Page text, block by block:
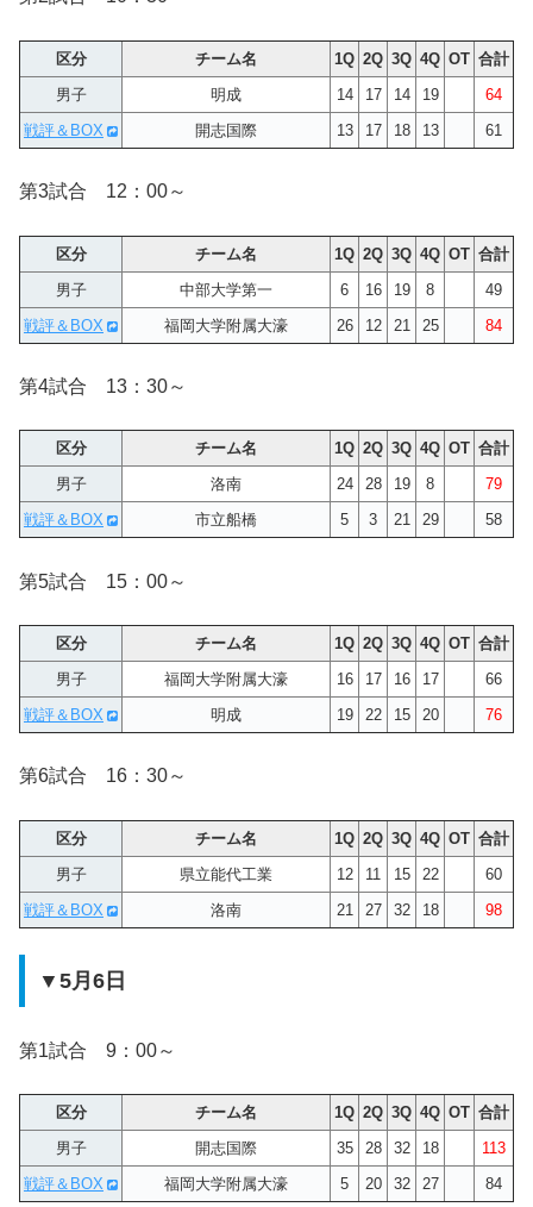
区分 チーム名 1Q 2Q 3Q 4Q OT 合計
男子
明成 14 17 14 19
64
戦評＆BOX
開志国際 13 17 18 13 61
第3試合 12：00～
区分 チーム名 1Q 2Q 3Q 4Q OT 合計
男子
中部大学第一 6 16 19 8
49
戦評＆BOX
福岡大学附属大濠 26 12 21 25 84
第4試合 13：30～
区分 チーム名 1Q 2Q 3Q 4Q OT 合計
男子
洛南 24 28 19 8
79
戦評＆BOX
市立船橋 5 3 21 29 58
第5試合 15：00～
区分 チーム名 1Q 2Q 3Q 4Q OT 合計
男子
福岡大学附属大濠 16 17 16 17
66
戦評＆BOX
明成 19 22 15 20 76
第6試合 16：30～
区分 チーム名 1Q 2Q 3Q 4Q OT 合計
男子
県立能代工業 12 11 15 22
60
戦評＆BOX
洛南 21 27 32 18 98
▼5月6日
第1試合 9：00～
区分 チーム名 1Q 2Q 3Q 4Q OT 合計
男子
開志国際 35 28 32 18
113
戦評＆BOX
福岡大学附属大濠 5 20 32 27 84